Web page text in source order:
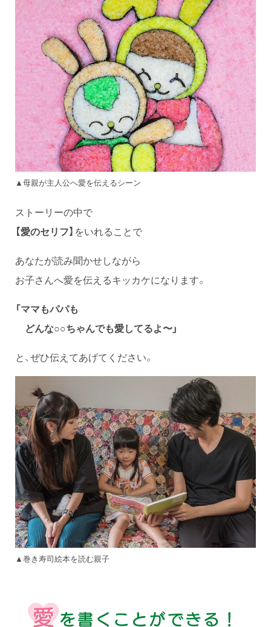
▲母親が主人公へ愛を伝えるシーン
ストーリーの中で
【愛のセリフ】 をいれることで
あなたが読み聞かせしながら
お子さんへ愛を伝えるキッカケになります。
「ママもパパも
どんな○○ちゃんでも愛してるよ〜」
と、ぜひ伝えてあげてください。
▲巻き寿司絵本を読む親子